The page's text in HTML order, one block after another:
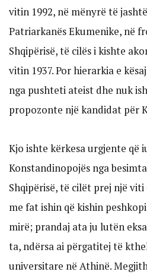
vitin 1992, në mënyrë të
Patriarkanës Ekumenike, në
Shqipërisë, të cilës i kishte
vitin 1937. Por hierarkia e
nga pushteti ateist dhe nuk
propozonte një kandidat për
Kjo ishte kërkesa urgjente që
Konstandinopojës nga
Shqipërisë, të cilët prej një
me fat ishin që kishin
mirë; prandaj ata ju lutën
ta, ndërsa ai përgatitej të
universitare në Athinë.